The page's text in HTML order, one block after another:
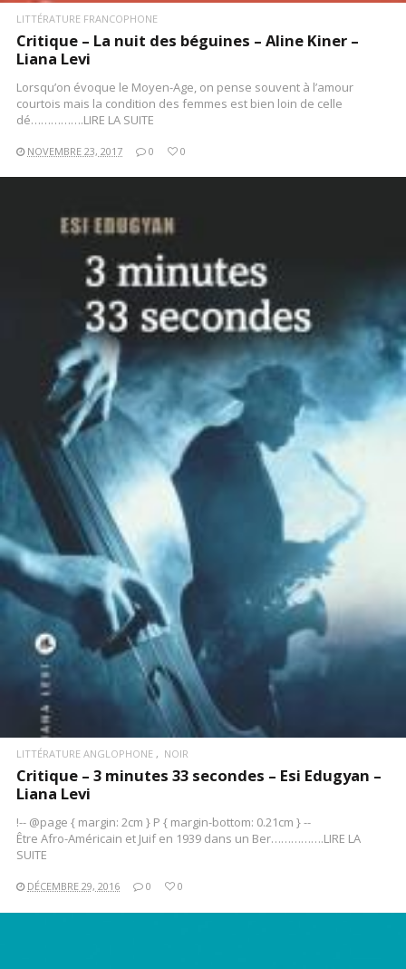
LITTÉRATURE FRANCOPHONE
Critique – La nuit des béguines – Aline Kiner –
Liana Levi
Lorsqu’on évoque le Moyen-Age, on pense souvent à l’amour
courtois mais la condition des femmes est bien loin de celle
dé…………….LIRE LA SUITE
NOVEMBRE 23, 2017 0 0
LIRE LA SUITE
LITTÉRATURE ANGLOPHONE NOIR
Critique – 3 minutes 33 secondes – Esi Edugyan –
Liana Levi
!-- @page { margin: 2cm } P { margin-bottom: 0.21cm } --
Être Afro-Américain et Juif en 1939 dans un Ber…………….LIRE LA
SUITE
DÉCEMBRE 29, 2016 0 0